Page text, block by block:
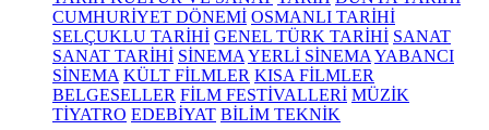
CUMHURİYET DÖNEMİ OSMANLI TARİHİ
SELÇUKLU TARİHİ GENEL TÜRK TARİHİ SANAT
SANAT TARİHİ SİNEMA YERLİ SİNEMA YABANCI
SİNEMA KÜLT FİLMLER KISA FİLMLER
BELGESELLER FİLM FESTİVALLERİ MÜZİK
TİYATRO EDEBİYAT BİLİM TEKNİK